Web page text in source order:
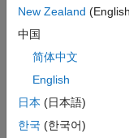
2 行要素セットは
TLE ファイルで定
ォルトでは、イン
対して優れた精度
して伝播されま
げられた衛星を検
New Zealand
中国
简体中文
English
日本 (日本語)
한국 (한국어)